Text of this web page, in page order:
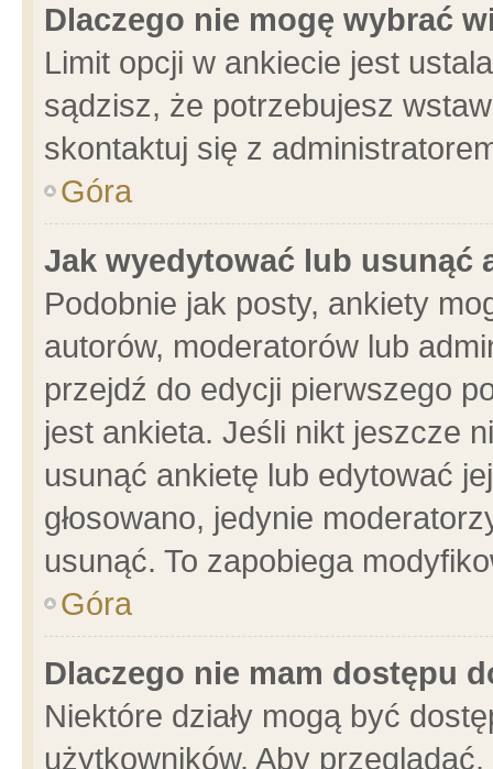
Dlaczego nie mogę wybrać
Limit opcji w ankiecie jest
sądzisz, że potrzebujesz
skontaktuj się z
Góra
Jak wyedytować lub usunąć
Podobnie jak posty, ankiety
autorów, moderatorów lub
przejdź do edycji pierwszego
jest ankieta. Jeśli nikt jeszcze
usunąć ankietę lub edytować
głosowano, jedynie
usunąć. To zapobiega
Góra
Dlaczego nie mam dostępu
Niektóre działy mogą być
użytkowników. Aby